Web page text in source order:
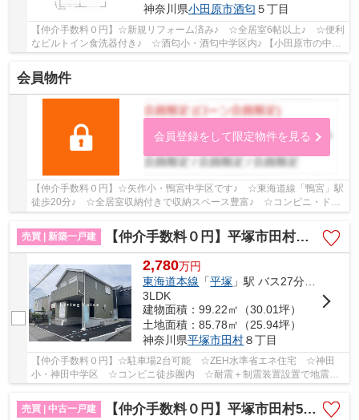
神奈川県小田原市酒匂 ５丁目
【仲介手数料０円】☆新規リフォーム済み♪ ☆全居室6帖以上♪ ☆便利
なビルトイン食洗器付き♪ ☆酒匂小・酒匂中学区内♪ 【小田原市の中古
戸建てのことならリビングボイスにお任せ下さい！】
会員物件
会員登録をして限定物件を見る
【仲介手数料０円】☆矢作小・鴨宮中学区です♪ ☆東海道線「鴨宮」駅
徒歩20分♪ ☆全居室収納付きで収納スペース豊富♪ ☆コンビニ・ドラ
ッグストア徒歩圏内にあり生活便利♪ 【小田原市...
売買 | 新築一戸建
【仲介手数料０円】平塚市田村第48 新築一戸建て 1号棟 全2棟
2,780万円
東海道本線 「平塚 」駅 バス27分 「相模神田」 停歩4分
3LDK
建物面積：99.22㎡（30.01坪）
土地面積：85.78㎡（25.94坪）
神奈川県平塚市田村８丁目
【仲介手数料０円】☆駐車場2台可能 ☆ZEH水準省エネ住宅 ☆神田
小・神田中学区 ☆コンビニ徒歩圏内 ☆耐震＋制震装置設置で地震に
売買 | 中古一戸建
【仲介手数料０円】平塚市田村5丁目 中古一戸建て